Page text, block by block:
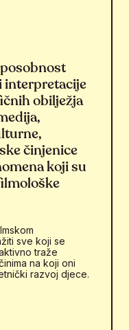
interpretacije
obilježja
činjenice
koji su
sve koji se
traže
na koji oni
razvoj djece.